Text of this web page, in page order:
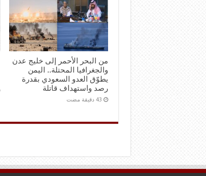
من البحر الأحمر إلى خليج عدن
والجغرافيا المحتلة.. اليمن
يطوّق العدو السعودي بقدرة
رصد واستهداف قاتلة